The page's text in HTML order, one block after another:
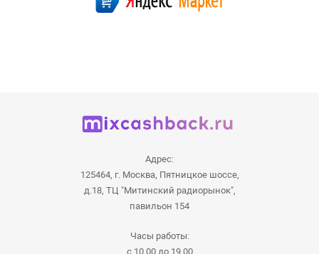
Адрес:
125464, г. Москва, Пятницкое шоссе,
д.18, ТЦ "Митинский радиорынок",
павильон 154
Часы работы:
с 10.00 до 19.00